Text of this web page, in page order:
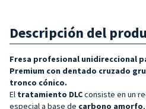
Descripción del
Fresa profesional unidireccional
Premium con dentado cruzado
tronco cónico.
El tratamiento DLCconsiste en un
especial a base de carbono amorfo